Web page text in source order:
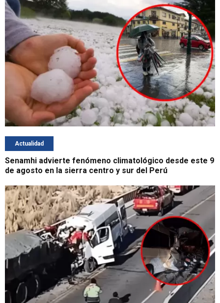
Actualidad
Senamhi advierte fenómeno climatológico desde este 9
de agosto en la sierra centro y sur del Perú